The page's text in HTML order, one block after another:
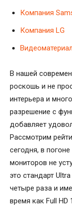
Компания
Компания LG
Видеоматериал
В нашей
роскошь и не
интерьера и
разрешение с
добавляет
Рассмотрим
сегодня, в
мониторов не
это стандарт
четыре раза и
время как Full HD